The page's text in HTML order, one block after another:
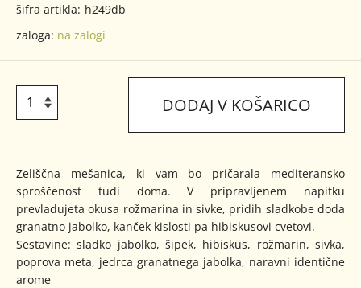
šifra artikla: h249db
zaloga: na zalogi
DODAJ V KOŠARICO
Zeliščna mešanica, ki vam bo pričarala mediteransko
sproščenost tudi doma. V pripravljenem napitku
prevladujeta okusa rožmarina in sivke, pridih sladkobe doda
granatno jabolko, kanček kislosti pa hibiskusovi cvetovi.
Sestavine: sladko jabolko, šipek, hibiskus, rožmarin, sivka,
poprova meta, jedrca granatnega jabolka, naravni identične
arome